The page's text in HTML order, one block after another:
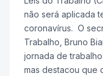
não será aplicada
coronavírus. O
Trabalho, Bruno
jornada de
mas destacou que